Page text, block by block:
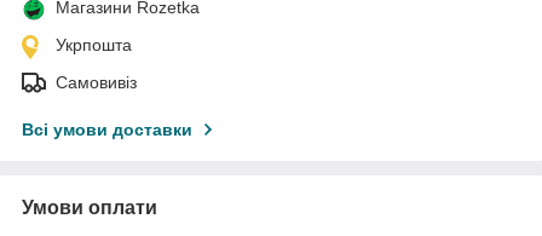
Магазини Rozetka
Укрпошта
Самовивіз
Всі умови доставки
Умови оплати